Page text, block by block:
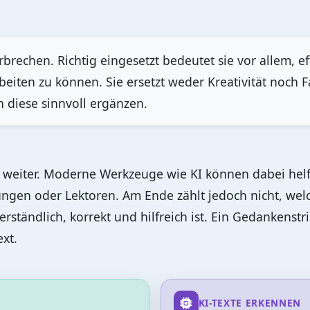
Richtig eingesetzt bedeutet sie vor allem,
zu können. Sie ersetzt weder Kreativität noch
diese sinnvoll ergänzen.
Moderne Werkzeuge wie KI können dabei
oder Lektoren. Am Ende zählt jedoch nicht,
korrekt und hilfreich ist. Ein
KI-TEXTE ERKENNEN